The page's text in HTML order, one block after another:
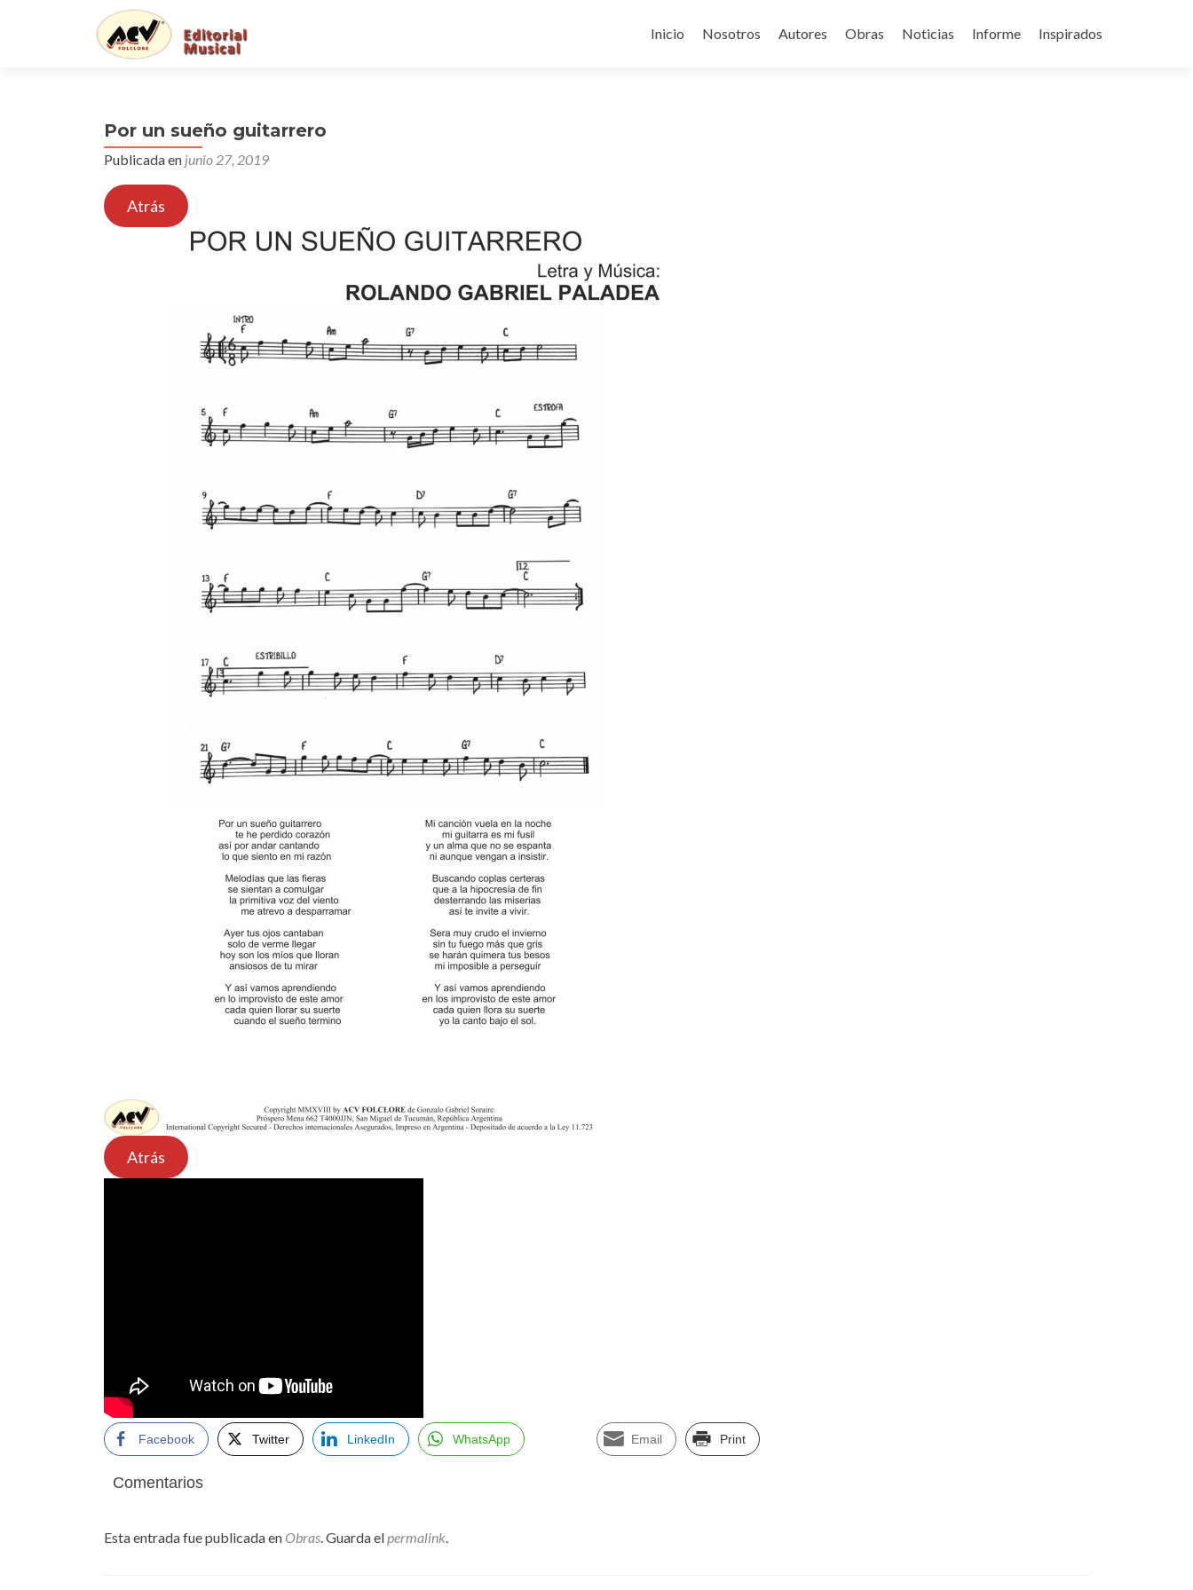
al
Inicio Nosotros Autores Obras Noticias Informe Inspirados
Por un sueño guitarrero
Publicada en junio 27, 2019
Atrás
Atrás
Facebook Twitter LinkedIn WhatsApp Email Print
Comentarios
Esta entrada fue publicada en Obras. Guarda elpermalink.